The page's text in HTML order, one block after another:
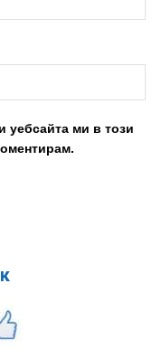
уебсайта ми в този